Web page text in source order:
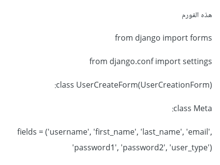
هذه الفورم
from django import forms
from django.conf import settings
class UserCreateForm(UserCreationForm):
class Meta:
fields = ('username', 'first_name', 'last_name', 'email',
'password1', 'password2', 'user_type')